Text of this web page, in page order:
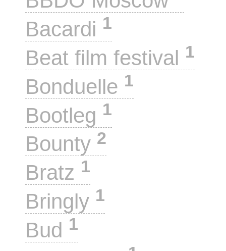
Bacardi 1
Beat film festival 1
Bonduelle 1
Bootleg 1
Bounty 2
Bratz 1
Bringly 1
Bud 1